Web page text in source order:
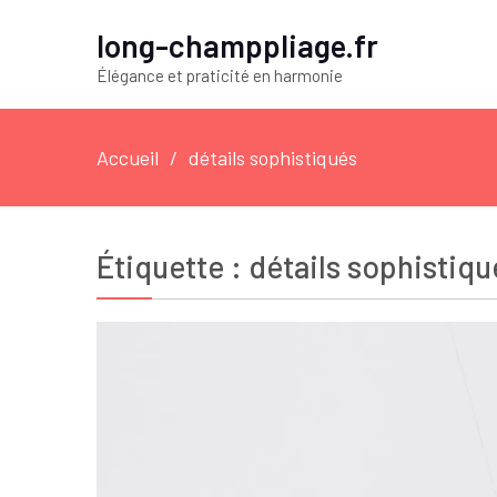
long-champpliage.fr
Élégance et praticité en harmonie
Accueil détails sophistiqués
Étiquette : détails